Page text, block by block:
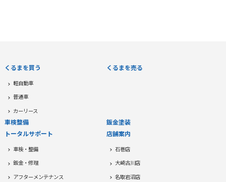
くるまを買う
軽自動車
普通車
カーリース
くるまを売る
車検整備
鈑金塗装
トータルサポート
車検・整備
鈑金・修理
アフターメンテナンス
店舗案内
石巻店
大崎古川店
名取岩沼店